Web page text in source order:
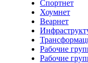
Спортнет
Хоумнет
Веарнет
Рабочие
Рабочие